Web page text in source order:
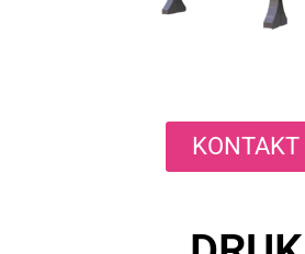
KONTAKT